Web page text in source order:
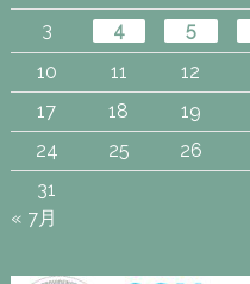
3
4 5
10
11 12
17
18 19
24
25 26
31
« 7月